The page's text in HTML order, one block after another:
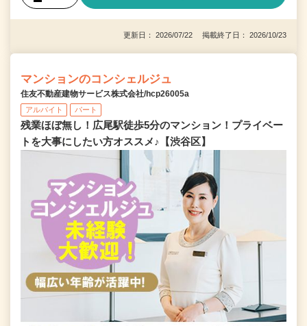
更新日： 2026/07/22 掲載終了日： 2026/10/23
マンションのコンシェルジュ
住友不動産建物サービス株式会社/hcp26005a
アルバイト パート
残業ほぼ無し！広尾駅徒歩5分のマンション！プライベー
トを大事にしたい方オススメ♪【渋谷区】